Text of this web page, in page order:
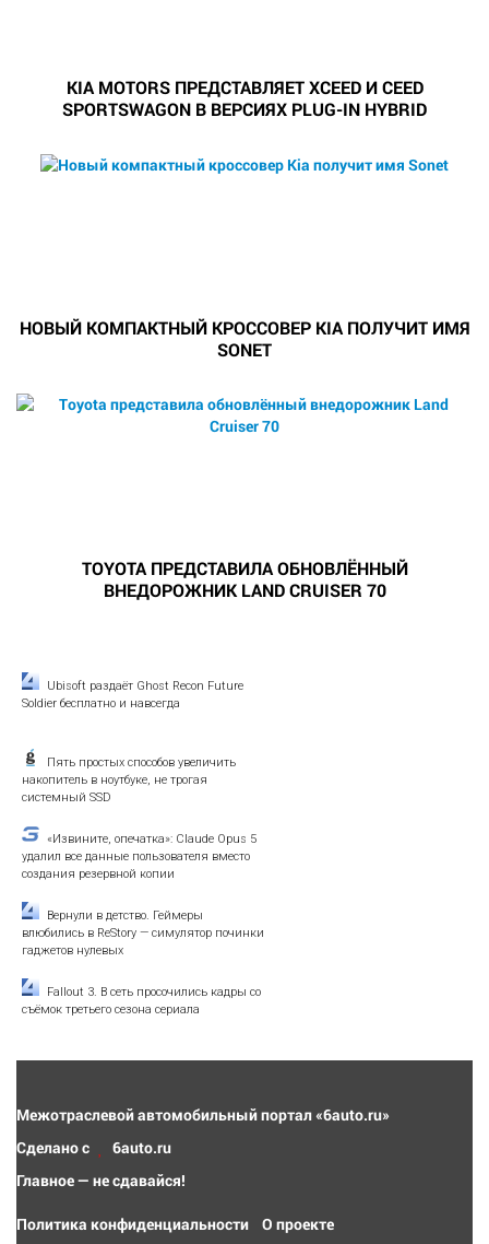
KIA MOTORS ПРЕДСТАВЛЯЕТ XCEED И CEED
SPORTSWAGON В ВЕРСИЯХ PLUG-IN HYBRID
НОВЫЙ КОМПАКТНЫЙ КРОССОВЕР KIA ПОЛУЧИТ ИМЯ
SONET
TOYOTA ПРЕДСТАВИЛА ОБНОВЛЁННЫЙ
ВНЕДОРОЖНИК LAND CRUISER 70
Ubisoft раздаёт Ghost Recon Future
Soldier бесплатно и навсегда
Пять простых способов увеличить
накопитель в ноутбуке, не трогая
системный SSD
«Извините, опечатка»: Claude Opus 5
удалил все данные пользователя вместо
создания резервной копии
Вернули в детство. Геймеры
влюбились в ReStory — симулятор починки
гаджетов нулевых
Fallout 3. В сеть просочились кадры со
съёмок третьего сезона сериала
Межотраслевой автомобильный портал «6auto.ru»
Сделано с
6auto.ru
Главное — не сдавайся!
Политика конфиденциальности О проекте